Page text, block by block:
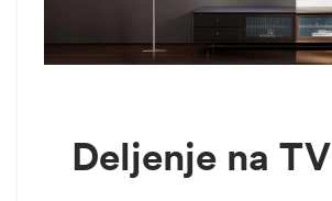
Deljenje na TV